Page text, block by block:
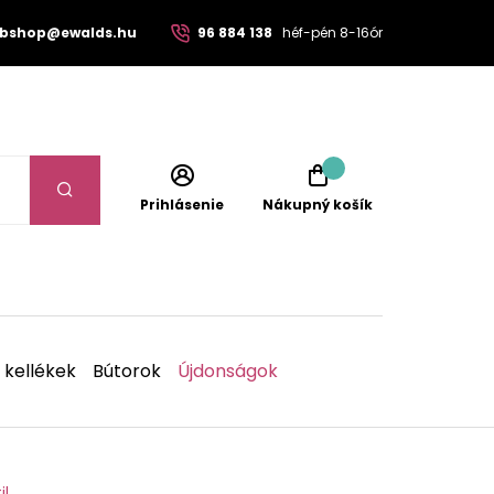
96 884 138 héf-pén 8-16ór
Prihlásenie Nákupný košík
Bútorok Újdonságok